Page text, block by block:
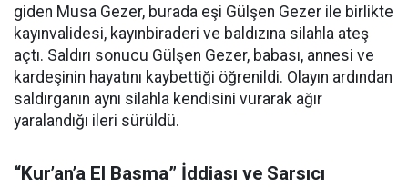
giden Musa Gezer, burada eşi Gülşen Gezer ile birlikte
kayınvalidesi, kayınbiraderi ve baldızına silahla ateş
açtı. Saldırı sonucu Gülşen Gezer, babası, annesi ve
kardeşinin hayatını kaybettiği öğrenildi. Olayın ardından
saldırganın aynı silahla kendisini vurarak ağır
yaralandığı ileri sürüldü.
“Kur’an’a El Basma” İddiası ve Sarsıcı